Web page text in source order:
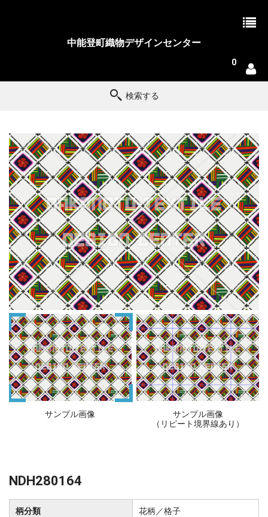
中能登町織物デザインセンター
0
検索する
サンプル画像
サンプル画像
（リピート境界線あり）
NDH280164
柄分類 花柄／格子